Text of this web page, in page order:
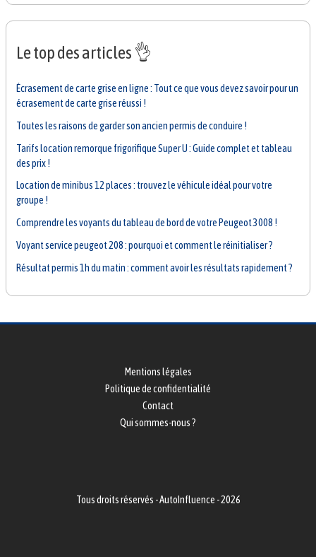
Le top des articles 👌
Écrasement de carte grise en ligne : Tout ce que vous devez savoir pour un
écrasement de carte grise réussi !
Toutes les raisons de garder son ancien permis de conduire !
Tarifs location remorque frigorifique Super U : Guide complet et tableau
des prix !
Location de minibus 12 places : trouvez le véhicule idéal pour votre
groupe !
Comprendre les voyants du tableau de bord de votre Peugeot 3008 !
Voyant service peugeot 208 : pourquoi et comment le réinitialiser ?
Résultat permis 1h du matin : comment avoir les résultats rapidement ?
Mentions légales
Politique de confidentialité
Contact
Qui sommes-nous ?
Tous droits réservés - AutoInfluence - 2026